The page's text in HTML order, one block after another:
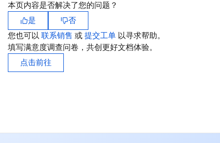
私有连接
弹性公网 IP
全球应用加速
数据湖计算
腾讯云数据仓库 TCHouse-C
腾讯云数据仓库 TCHouse-D
语音识别
机器翻译
文字识别
人脸核身
腾讯云大模型训推平台TI-ONE
智能音乐平台
腾讯大模型
腾讯云智能体开发平台
知识引擎原子能力
物联网
物联网通信
消息队列
本页内容是否解决了您的问题？
是
否
您也可以 联系销售 或 提交工单 以寻求帮助。
填写满意度调查问卷，共创更好文档体验。
点击前往